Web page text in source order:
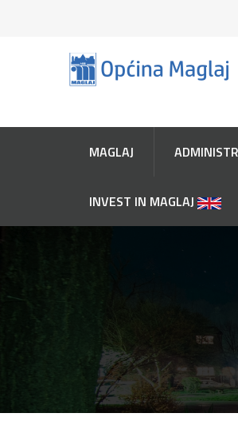
MAGLAJ
INVEST IN MAGLAJ